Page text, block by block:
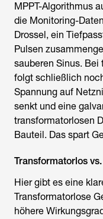
MPPT-Algorithmus
die Monitoring-
Drossel, ein
Pulsen
sauberen Sinus. Bei
folgt schließlich
Spannung auf
senkt und eine
transformatorlosen
Bauteil. Das spart
Transformatorlos
Hier gibt es eine
Transformatorlose
höhere